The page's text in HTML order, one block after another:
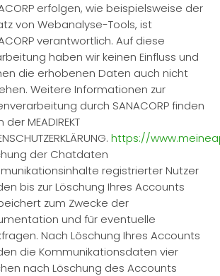
erfolgen, wie beispielsweise der
von Webanalyse-Tools, ist
verantwortlich. Auf diese
haben wir keinen Einfluss und
die erhobenen Daten auch nicht
Weitere Informationen zur
durch SANACORP finden
der MEADIREKT
https://
der Chatdaten
registrierter Nutzer
bis zur Löschung Ihres Accounts
zum Zwecke der
und für eventuelle
Nach Löschung Ihres Accounts
die Kommunikationsdaten vier
nach Löschung des Accounts